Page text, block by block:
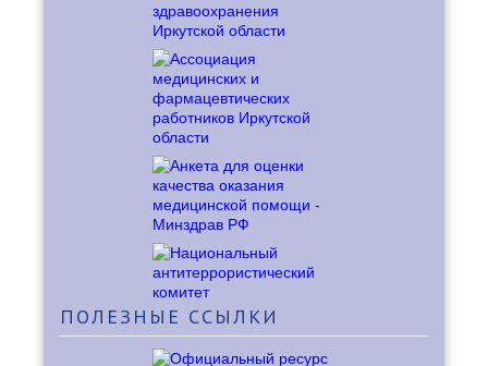
ПОЛЕЗНЫЕ ССЫЛКИ